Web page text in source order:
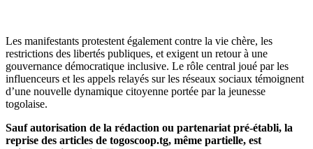
Les manifestants protestent également contre la vie chère, les
restrictions des libertés publiques, et exigent un retour à une
gouvernance démocratique inclusive. Le rôle central joué par les
influenceurs et les appels relayés sur les réseaux sociaux témoignent
d’une nouvelle dynamique citoyenne portée par la jeunesse
togolaise.
Sauf autorisation de la rédaction ou partenariat pré-établi, la
reprise des articles de togoscoop.tg, même partielle, est